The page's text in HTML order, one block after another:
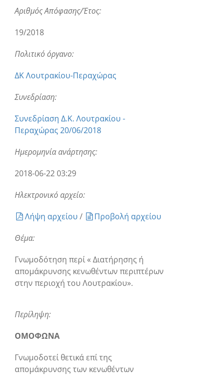
Αριθμός Απόφασης/Έτος:
19/2018
Πολιτικό όργανο:
ΔΚ Λουτρακίου-Περαχώρας
Συνεδρίαση:
Συνεδρίαση Δ.Κ. Λουτρακίου -
Περαχώρας 20/06/2018
Ημερομηνία ανάρτησης:
2018-06-22 03:29
Ηλεκτρονικό αρχείο:
Λήψη αρχείου /
Προβολή αρχείου
Θέμα:
Γνωμοδότηση περί « Διατήρησης ή
απομάκρυνσης κενωθέντων περιπτέρων
στην περιοχή του Λουτρακίου».
Περίληψη:
ΟΜΟΦΩΝΑ
Γνωμοδοτεί θετικά επί της
απομάκρυνσης των κενωθέντων